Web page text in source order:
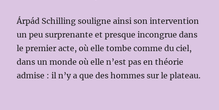
Árpád Schilling souligne ainsi son intervention
un peu surprenante et presque incongrue dans
le premier acte, où elle tombe comme du ciel,
dans un monde où elle n’est pas en théorie
admise : il n’y a que des hommes sur le plateau.